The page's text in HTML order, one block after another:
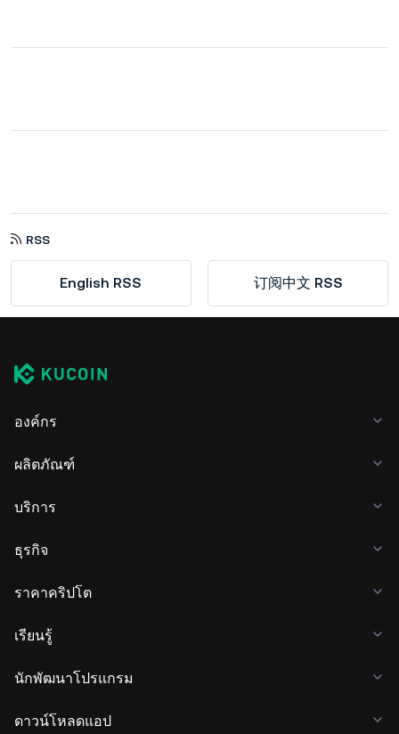
RSS
English RSS 订阅中文 RSS
องค์กร
ผลิตภัณฑ์
บริการ
ธุรกิจ
ราคาคริปโต
เรียนรู้
นักพัฒนาโปรแกรม
ดาวน์โหลดแอป